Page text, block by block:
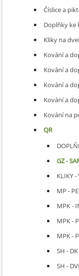
Číslice a
Doplňky ke
Kliky na
Kování a
Kování a
Kování a
Kování a
Kování na
QR
GZ -
KLIKY -
MP -
MPK -
MPK -
MPK -
SH -
SH -